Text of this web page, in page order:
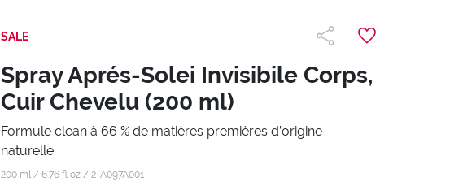
SALE
Spray Aprés-Solei Invisibile Corps,
Cuir Chevelu (200 ml)
Formule clean à 66 % de matières premières d’origine
naturelle.
200 ml / 6.76 fl oz / 2TA097A001